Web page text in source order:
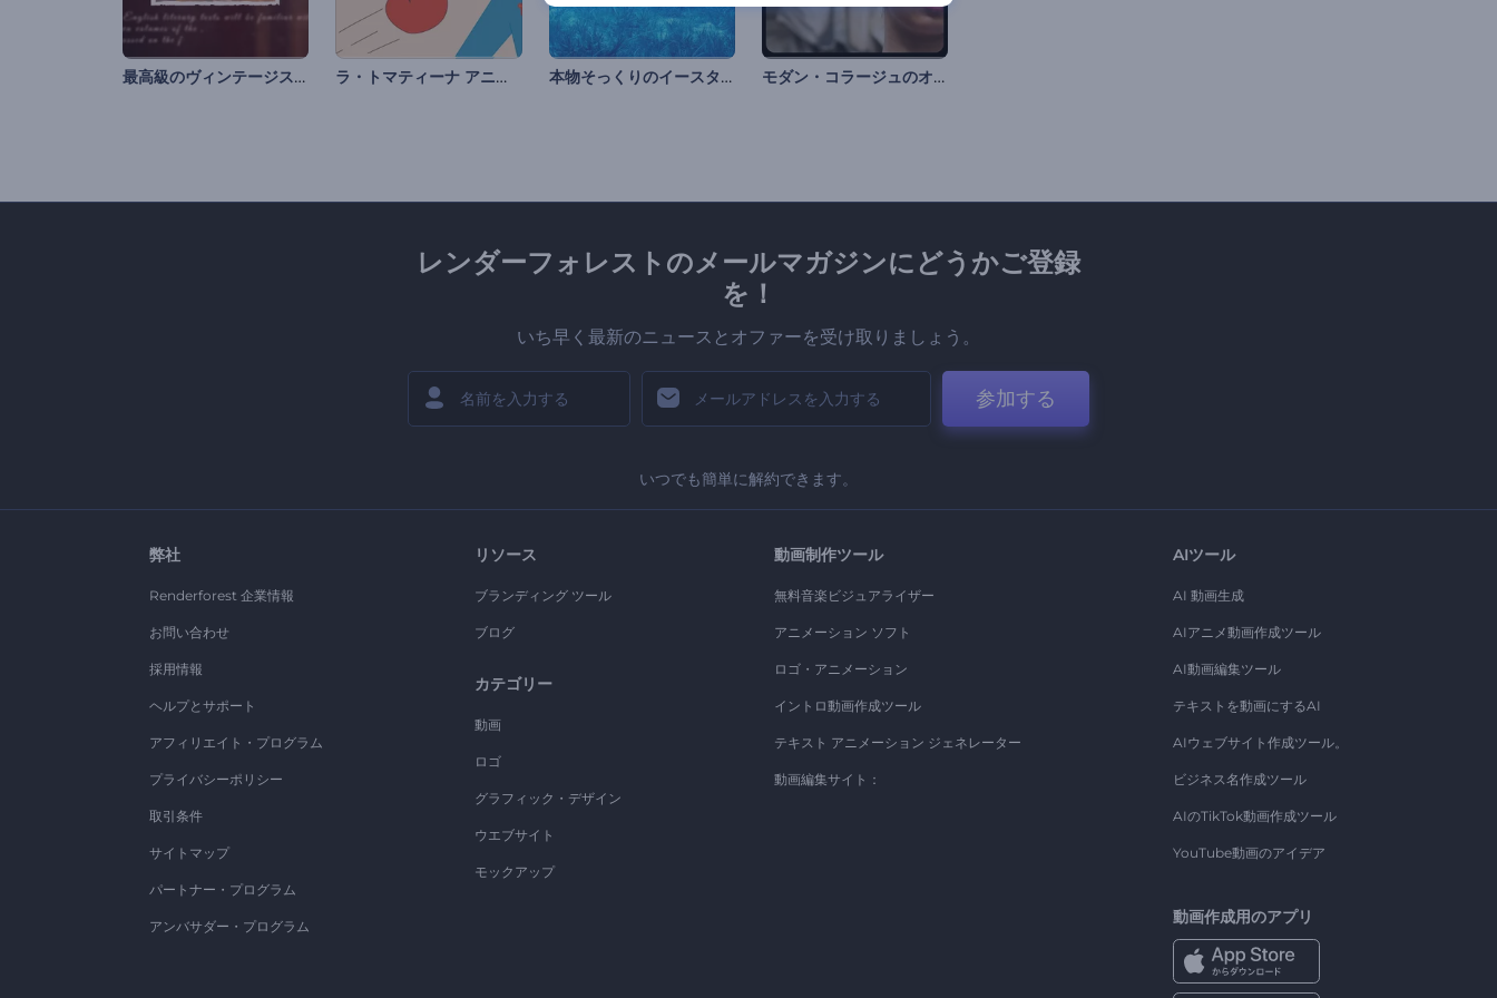
最高級のヴィンテージスライドショー ラ・トマティーナ アニメーションズ 本物そっくりのイースターバニーのオープニング動画 モダン・コラージュのオープニング動画
レンダーフォレストのメールマガジンにどうかご登録
を！
いち早く最新のニュースとオファーを受け取りましょう。
参加する
いつでも簡単に解約できます。
弊社
Renderforest 企業情報
お問い合わせ
採用情報
ヘルプとサポート
アフィリエイト・プログラム
プライバシーポリシー
取引条件
サイトマップ
パートナー・プログラム
アンバサダー・プログラム
リソース
ブランディング ツール
ブログ
カテゴリー
動画
ロゴ
グラフィック・デザイン
ウエブサイト
モックアップ
動画制作ツール
無料音楽ビジュアライザー
アニメーション ソフト
ロゴ・アニメーション
イントロ動画作成ツール
テキスト アニメーション ジェネレーター
動画編集サイト：
AIツール
AI 動画生成
AIアニメ動画作成ツール
AI動画編集ツール
テキストを動画にするAI
AIウェブサイト作成ツール。
ビジネス名作成ツール
AIのTikTok動画作成ツール
YouTube動画のアイデア
動画作成用のアプリ